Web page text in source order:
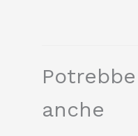
anche